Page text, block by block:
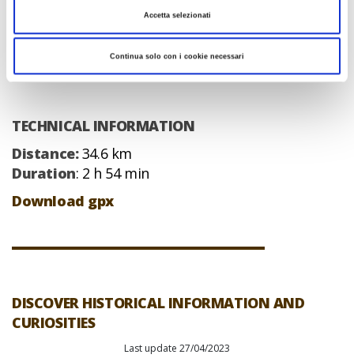
Accetta selezionati
Continua solo con i cookie necessari
TECHNICAL INFORMATION
Distance:34.6 km
Duration: 2 h 54 min
Download gpx
DISCOVER HISTORICAL INFORMATION AND
CURIOSITIES
Last update 27/04/2023